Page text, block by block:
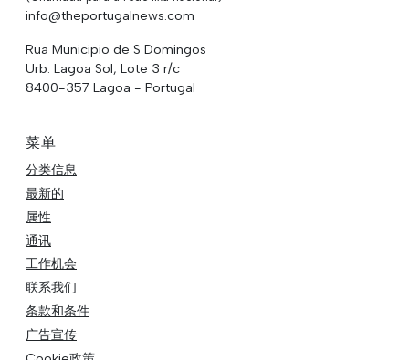
info@theportugalnews.com
Rua Municipio de S Domingos
Urb. Lagoa Sol, Lote 3 r/c
8400-357 Lagoa - Portugal
菜单
分类信息
最新的
属性
通讯
工作机会
联系我们
条款和条件
广告宣传